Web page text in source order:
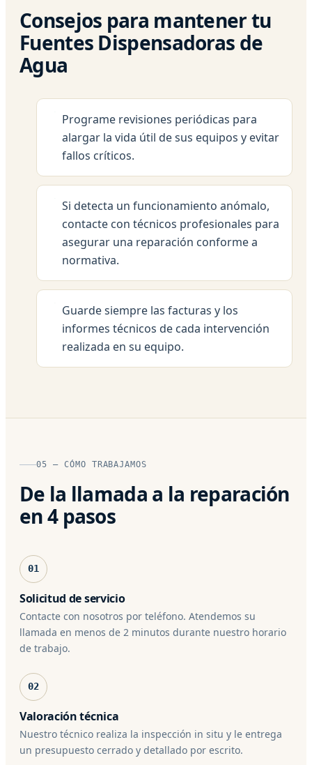
Consejos para mantener tu
Fuentes Dispensadoras de
Agua
Programe revisiones periódicas para
alargar la vida útil de sus equipos y evitar
fallos críticos.
Si detecta un funcionamiento anómalo,
contacte con técnicos profesionales para
asegurar una reparación conforme a
normativa.
Guarde siempre las facturas y los
informes técnicos de cada intervención
realizada en su equipo.
05 — CÓMO TRABAJAMOS
De la llamada a la reparación
en 4 pasos
01
Solicitud de servicio
Contacte con nosotros por teléfono. Atendemos su
llamada en menos de 2 minutos durante nuestro horario
de trabajo.
02
Valoración técnica
Nuestro técnico realiza la inspección in situ y le entrega
un presupuesto cerrado y detallado por escrito.